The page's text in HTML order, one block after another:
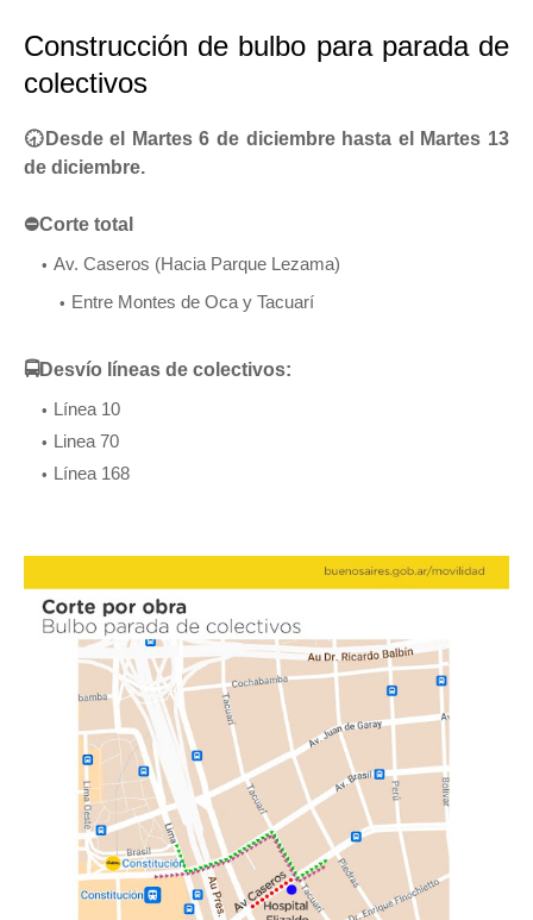
Construcción de bulbo para parada de
colectivos
🕣Desde el Martes 6 de diciembre hasta el Martes 13
de diciembre.
⛔Corte total
Av. Caseros (Hacia Parque Lezama)
Entre Montes de Oca y Tacuarí
🚍Desvío líneas de colectivos:
Línea 10
Linea 70
Línea 168